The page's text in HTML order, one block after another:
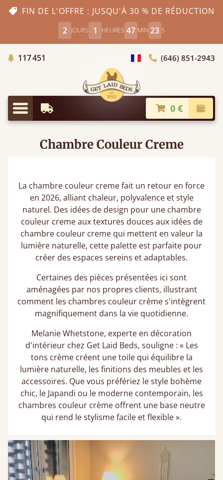
FIN DE L'OFFRE : JUSQU'À 30 % DE RÉDUCTION
2 JOURS 1 HEURES 47 MIN 22 S
117 451 Choisir le pays(646) 851-2943
Menu
Livraison à partir de 0 €
Chambre Couleur Creme
La chambre couleur creme fait un retour en force
en 2026, alliant chaleur, polyvalence et style
naturel. Des idées de design pour une chambre
couleur creme aux textures douces aux idées de
chambre couleur creme qui mettent en valeur la
lumière naturelle, cette palette est parfaite pour
créer des espaces sereins et adaptables.
Certaines des pièces présentées ici sont
aménagées par nos propres clients, illustrant
comment les chambres couleur crème s'intègrent
magnifiquement dans la vie quotidienne.
Melanie Whetstone, experte en décoration
d'intérieur chez Get Laid Beds, souligne : « Les
tons crème créent une toile qui équilibre la
lumière naturelle, les finitions des meubles et les
accessoires. Que vous préfériez le style bohème
chic, le Japandi ou le moderne contemporain, les
chambres couleur crème offrent une base neutre
qui rend le stylisme facile et flexible ».